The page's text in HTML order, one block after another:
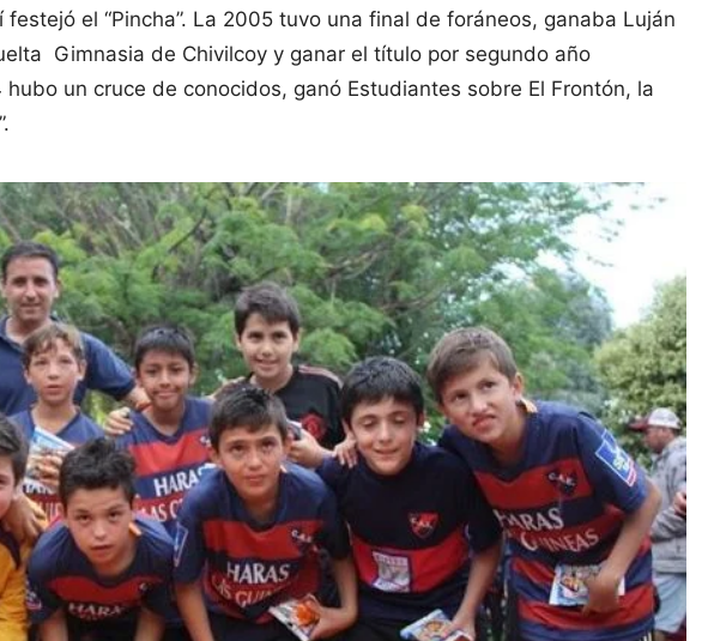
el “Pincha”. La 2005 tuvo una final de foráneos, ganaba Luján
Gimnasia de Chivilcoy y ganar el título por segundo año
un cruce de conocidos, ganó Estudiantes sobre El Frontón, la